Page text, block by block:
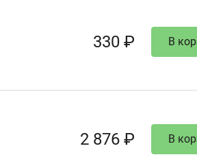
330 ₽ В
2 876 ₽ В